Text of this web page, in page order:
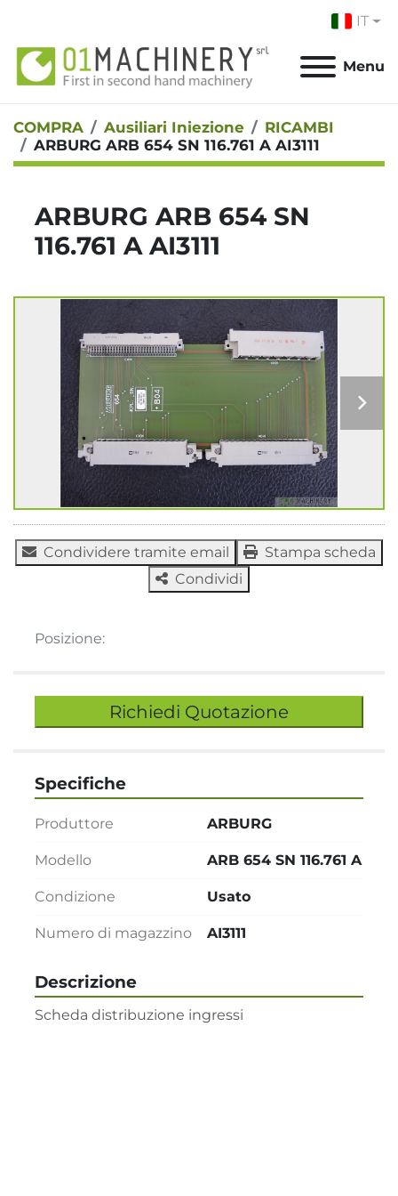
IT
Menu
COMPRA Ausiliari Iniezione
RICAMBI
ARBURG ARB 654 SN 116.761 A AI3111
ARBURG ARB 654 SN
116.761 A AI3111
Condividere tramite email
Stampa scheda
Condividi
Posizione:
Richiedi Quotazione
Descrizione
Scheda distribuzione ingressi
Specifiche
Produttore ARBURG
Modello ARB 654 SN 116.761 A
Condizione Usato
Numero di magazzino AI3111